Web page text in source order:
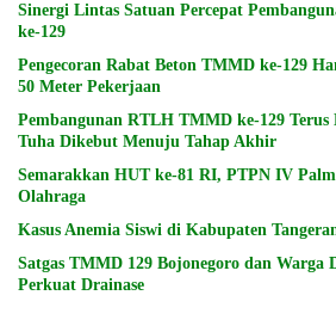
Sinergi Lintas Satuan Percepat
ke-129
Pengecoran Rabat Beton TMMD ke-129
50 Meter Pekerjaan
Pembangunan RTLH TMMD ke-129
Tuha Dikebut Menuju Tahap Akhir
Semarakkan HUT ke-81 RI, PTPN IV
Olahraga
Kasus Anemia Siswi di Kabupaten
Satgas TMMD 129 Bojonegoro dan Warga
Perkuat Drainase